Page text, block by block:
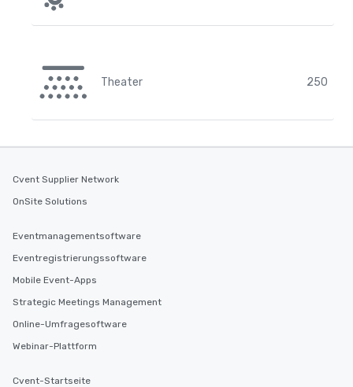
Theater 250
Cvent Supplier Network
OnSite Solutions
Eventmanagementsoftware
Eventregistrierungssoftware
Mobile Event-Apps
Strategic Meetings Management
Online-Umfragesoftware
Webinar-Plattform
Cvent-Startseite